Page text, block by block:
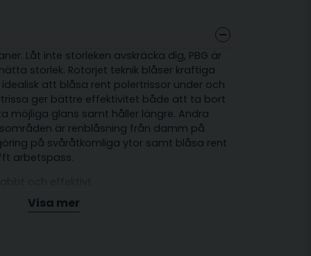
Låt inte storleken avskräcka dig, PBG är
storlek. Rotorjet teknik blåser kraftiga
idealisk att blåsa rent polertrissor under och
ger bättre effektivitet både att ta bort
möjliga glans samt håller längre. Andra
är renblåsning från damm på
på svåråtkomliga ytor samt blåsa rent
arbetspass.
Visa mer